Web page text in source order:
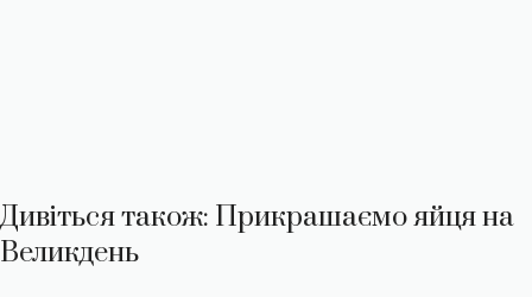
Дивіться також: Прикрашаємо яйця на
Великдень